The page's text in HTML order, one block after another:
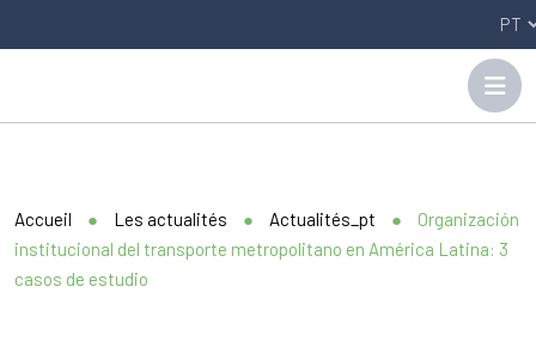
Accueil ● Les actualités ● Actualités_pt ●
Organización
institucional del transporte metropolitano en América Latina: 3
casos de estudio